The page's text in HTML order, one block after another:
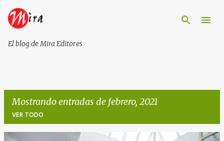
El blog de Mira Editores
Mostrando entradas de febrero, 2021
VER TODO